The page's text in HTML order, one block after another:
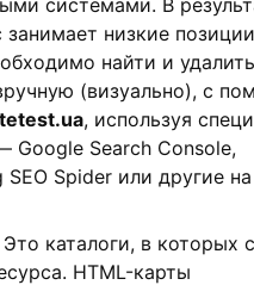
системами. В
низкие
найти и
(визуально), с
, используя
Google Search Console,
SEO Spider или другие
Это каталоги, в которых
HTML-карты